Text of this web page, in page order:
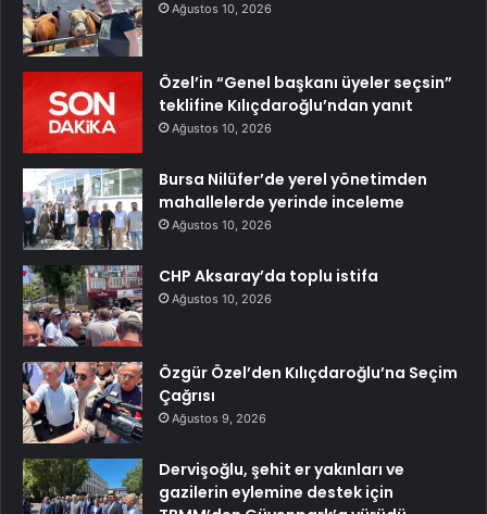
Ağustos 10, 2026
Özel’in “Genel başkanı üyeler seçsin”
teklifine Kılıçdaroğlu’ndan yanıt
Ağustos 10, 2026
Bursa Nilüfer’de yerel yönetimden
mahallelerde yerinde inceleme
Ağustos 10, 2026
CHP Aksaray’da toplu istifa
Ağustos 10, 2026
Özgür Özel’den Kılıçdaroğlu’na Seçim
Çağrısı
Ağustos 9, 2026
Dervişoğlu, şehit er yakınları ve
gazilerin eylemine destek için